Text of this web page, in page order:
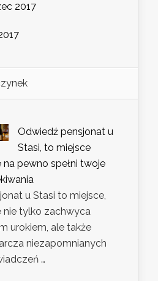
2017
Odwiedź pensjonat u
Stasi, to miejsce
na pewno spełni twoje
u Stasi to miejsce,
nie tylko zachwyca
urokiem, ale także
niezapomnianych
…